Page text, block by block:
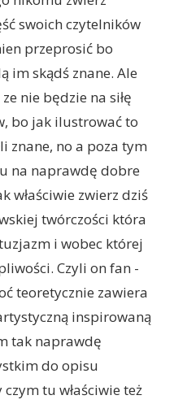
swoich czytelników
przeprosić bo
im skądś znane. Ale
nie będzie na siłę
bo jak ilustrować to
znane, no a poza tym
na naprawdę dobre
właściwie zwierz dziś
twórczości która
i wobec której
Czyli on fan -
teoretycznie zawiera
inspirowaną
tak naprawdę
do opisu
tu właściwie też